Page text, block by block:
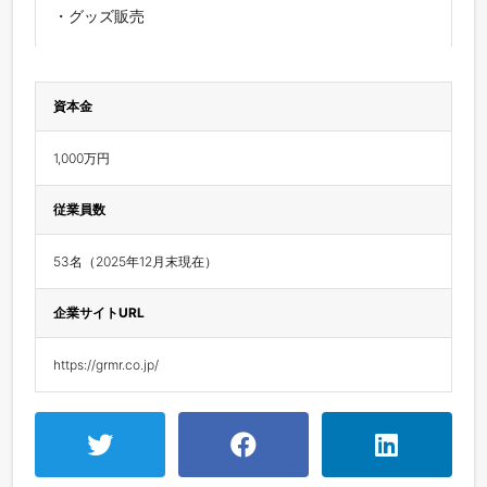
・グッズ販売
資本金
1,000万円
従業員数
53名（2025年12月末現在）
企業サイトURL
https://grmr.co.jp/